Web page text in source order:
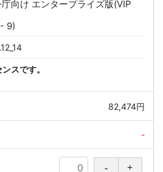
向け エンタープライズ版(VIP
9)
スです。
82,474円
-